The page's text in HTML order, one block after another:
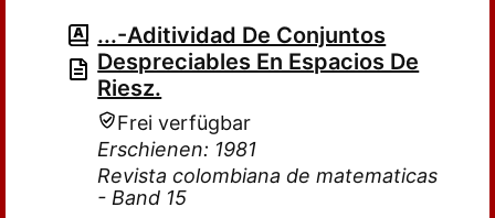
...-Aditividad De Conjuntos
Despreciables En Espacios De
Riesz.
Frei verfügbar
Erschienen: 1981
Revista colombiana de matematicas
- Band 15